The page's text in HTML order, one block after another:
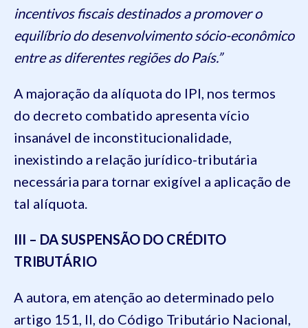
incentivos fiscais destinados a promover o
equilíbrio do desenvolvimento sócio-econômico
entre as diferentes regiões do País.”
A majoração da alíquota do IPI, nos termos
do decreto combatido apresenta vício
insanável de inconstitucionalidade,
inexistindo a relação jurídico-tributária
necessária para tornar exigível a aplicação de
tal alíquota.
III – DA SUSPENSÃO DO CRÉDITO
TRIBUTÁRIO
A autora, em atenção ao determinado pelo
artigo 151, II, do Código Tributário Nacional,